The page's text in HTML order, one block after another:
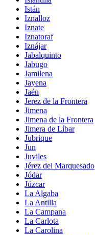
Istán
Iznalloz
Iznate
Iznatoraf
Iznájar
Jabalquinto
Jabugo
Jamilena
Jayena
Jaén
Jerez de la Frontera
Jimena
Jimena de la Frontera
Jimera de Líbar
Jubrique
Jun
Juviles
Jérez del Marquesado
Jódar
Júzcar
La Algaba
La Antilla
La Campana
La Carlota
La Carolina